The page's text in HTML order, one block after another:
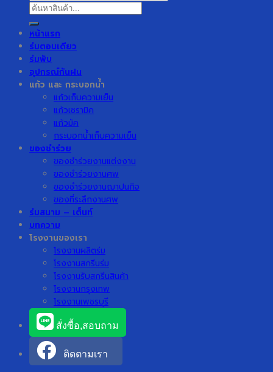
ค้นหา:
หน้าแรก
ร่มตอนเดียว
ร่มพับ
อุปกรณ์กันฝน
แก้ว และ กระบอกน้ำ
แก้วเก็บความเย็น
แก้วเซรามิค
แก้วมัค
กระบอกน้ำเก็บความเย็น
ของชำร่วย
ของชำร่วยงานแต่งงาน
ของชำร่วยงานศพ
ของชำร่วยงานฌาปนกิจ
ของที่ระลึกงานศพ
ร่มสนาม – เต็นท์
บทความ
โรงงานของเรา
โรงงานผลิตร่ม
โรงงานสกรีนร่ม
โรงงานรับสกรีนสินค้า
โรงงานกรุงเทพ
โรงงานเพชรบุรี
สั่งซื้อ,สอบถาม
ติดตามเรา